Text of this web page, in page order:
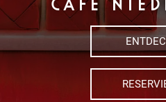
CAFÉ